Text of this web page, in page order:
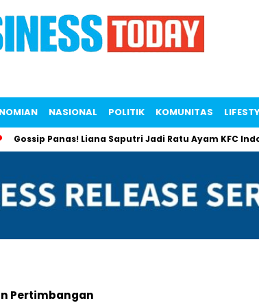
NASIONAL POLITIK KOMUNITAS
Panas! Liana Saputri Jadi Ratu Ayam KFC
Pertimbangan